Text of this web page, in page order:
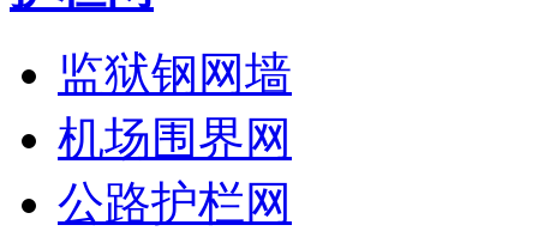
监狱钢网墙
机场围界网
公路护栏网